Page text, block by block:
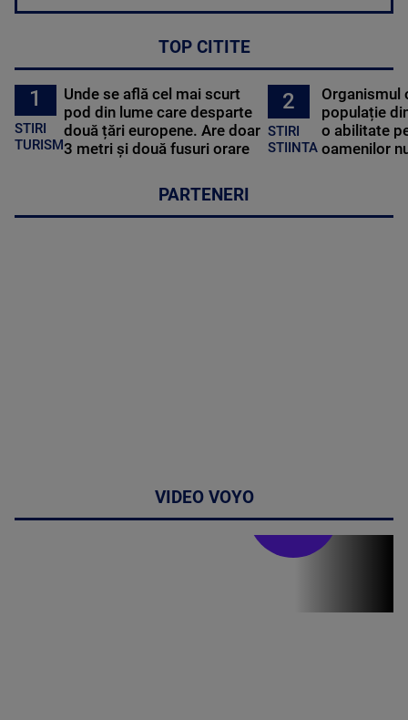
TOP CITITE
1
STIRI
TURISM
Unde se află cel mai scurt
pod din lume care desparte
două țări europene. Are doar
3 metri și două fusuri orare
2
STIRI
STIINTA
Organismul
populație
o abilitate
oamenilor
PARTENERI
VIDEO VOYO
Stirile PRO TV